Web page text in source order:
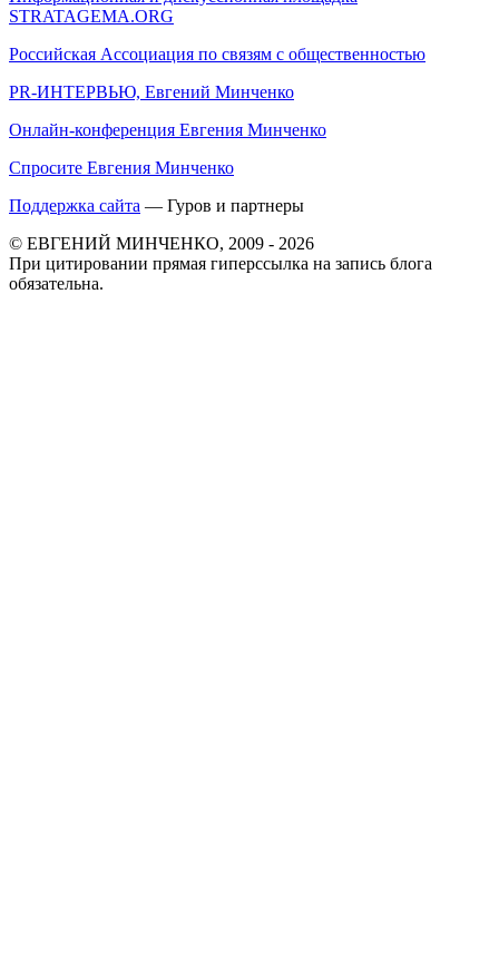
STRATAGEMA.ORG
Российская Ассоциация по связям с общественностью
PR-ИНТЕРВЬЮ, Евгений Минченко
Онлайн-конференция Евгения Минченко
Спросите Евгения Минченко
Поддержка сайта — Гуров и партнеры
© ЕВГЕНИЙ МИНЧЕНКО, 2009 - 2026
При цитировании прямая гиперссылка на запись блога
обязательна.